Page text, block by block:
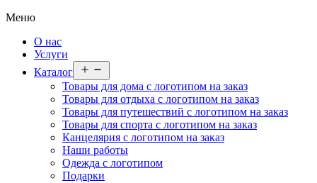
Меню
О нас
Услуги
Каталог
меню
Товары для дома с логотипом на заказ
Товары для отдыха с логотипом на заказ
Товары для путешествий с логотипом на заказ
Товары для спорта с логотипом на заказ
Канцелярия с логотипом на заказ
Наши работы
Одежда с логотипом
Подарки